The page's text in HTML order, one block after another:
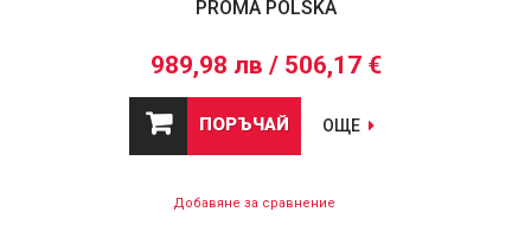
PROMA POLSKA
989,98 лв / 506,17 €
ПОРЪЧАЙ ОЩЕ
Добавяне за сравнение